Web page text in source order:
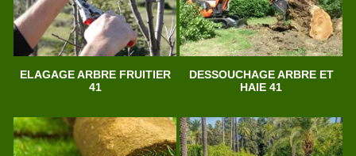
ELAGAGE ARBRE FRUITIER
41
DESSOUCHAGE ARBRE ET
HAIE 41